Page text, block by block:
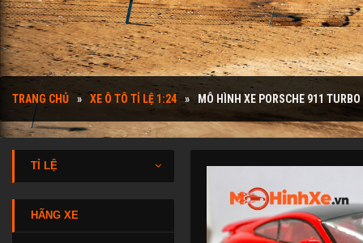
TRANG CHỦ XE Ô TÔ TỈ LỆ 1:24 MÔ HÌNH XE PORSCHE 911
TỈ LỆ
HÃNG XE